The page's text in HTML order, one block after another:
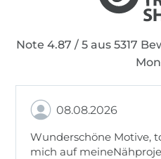
Note 4.87 / 5 aus 5317
08.08.2026
Wunderschöne Motive, tolle
mich auf